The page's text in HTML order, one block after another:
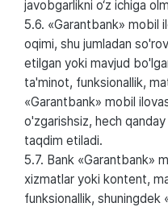
javobgarlikni o‘z ichiga
5.6. «Garantbank» mobil
oqimi, shu jumladan
etilgan yoki mavjud
ta'minot, funksionallik,
«Garantbank» mobil
o'zgarishsiz, hech
taqdim etiladi.
5.7. Bank «Garantbank»
xizmatlar yoki kontent,
funksionallik, shuningdek